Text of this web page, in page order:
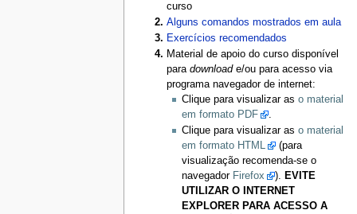
curso
Alguns comandos mostrados em aula
Exercícios recomendados
Material de apoio do curso disponível
paradownloade/ou para acesso via
programa navegador de internet:
Clique para visualizar aso material
em formato PDF
.
Clique para visualizar aso material
em formato HTML
(para
visualização recomenda-se o
navegador Firefox ). EVITE
UTILIZAR O INTERNET
EXPLORER PARA ACESSO A